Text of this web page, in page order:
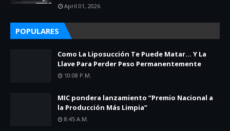
April 01, 2026
POPULARES
Como La Liposucción Te Puede Matar… Y La
Llave Para Perder Peso Permanentemente
10:08 P.m.
MIC pondera lanzamiento “Premio Nacional a
la Producción Más Limpia”
8:45 A.m.